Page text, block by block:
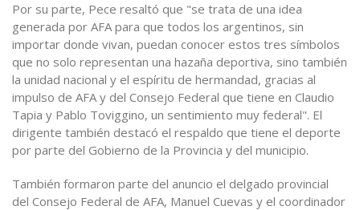
Por su parte, Pece resaltó que "se trata de una idea
generada por AFA para que todos los argentinos, sin
importar donde vivan, puedan conocer estos tres símbolos
que no solo representan una hazaña deportiva, sino también
la unidad nacional y el espíritu de hermandad, gracias al
impulso de AFA y del Consejo Federal que tiene en Claudio
Tapia y Pablo Toviggino, un sentimiento muy federal". El
dirigente también destacó el respaldo que tiene el deporte
por parte del Gobierno de la Provincia y del municipio.
También formaron parte del anuncio el delgado provincial
del Consejo Federal de AFA, Manuel Cuevas y el coordinador